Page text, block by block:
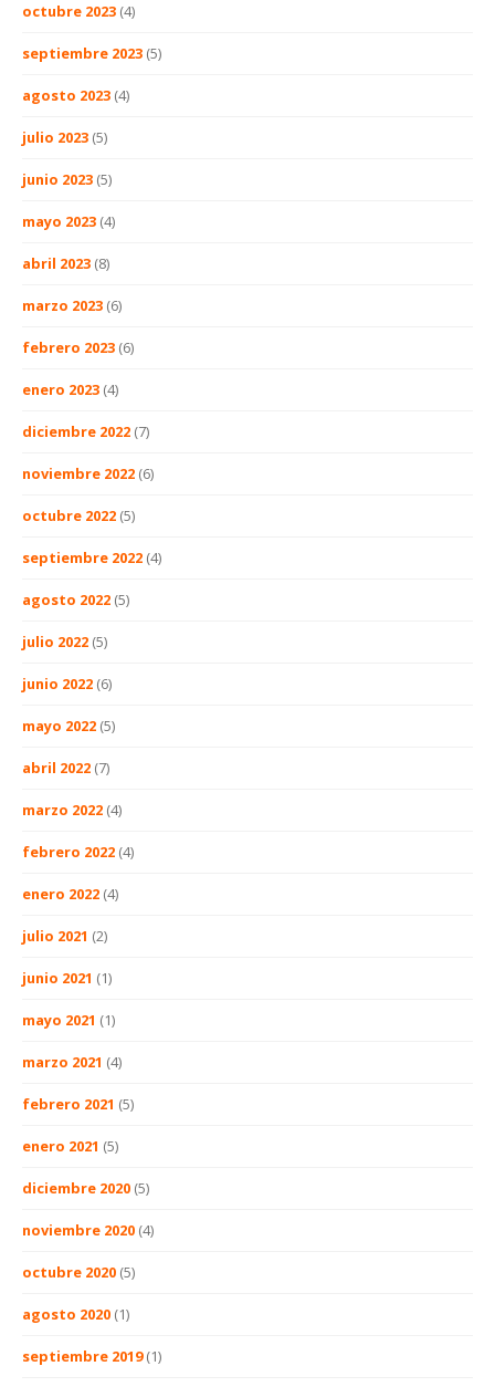
octubre 2023 (4)
septiembre 2023 (5)
agosto 2023 (4)
julio 2023 (5)
junio 2023 (5)
mayo 2023 (4)
abril 2023 (8)
marzo 2023 (6)
febrero 2023 (6)
enero 2023 (4)
diciembre 2022 (7)
noviembre 2022 (6)
octubre 2022 (5)
septiembre 2022 (4)
agosto 2022 (5)
julio 2022 (5)
junio 2022 (6)
mayo 2022 (5)
abril 2022 (7)
marzo 2022 (4)
febrero 2022 (4)
enero 2022 (4)
julio 2021 (2)
junio 2021 (1)
mayo 2021 (1)
marzo 2021 (4)
febrero 2021 (5)
enero 2021 (5)
diciembre 2020 (5)
noviembre 2020 (4)
octubre 2020 (5)
agosto 2020 (1)
septiembre 2019(1)